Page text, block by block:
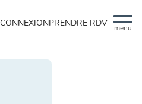
menu
CONNEXIONPRENDRE RDV